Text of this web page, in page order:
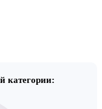
категории: